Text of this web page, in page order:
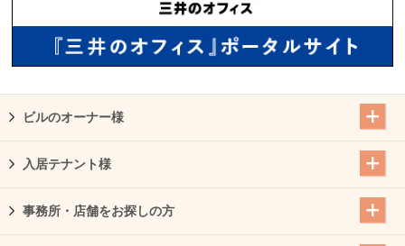
ビルのオーナー様
入居テナント様
事務所・店舗をお探しの方